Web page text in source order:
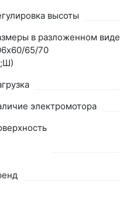
высоты
в разложенном виде
65/70
электромотора